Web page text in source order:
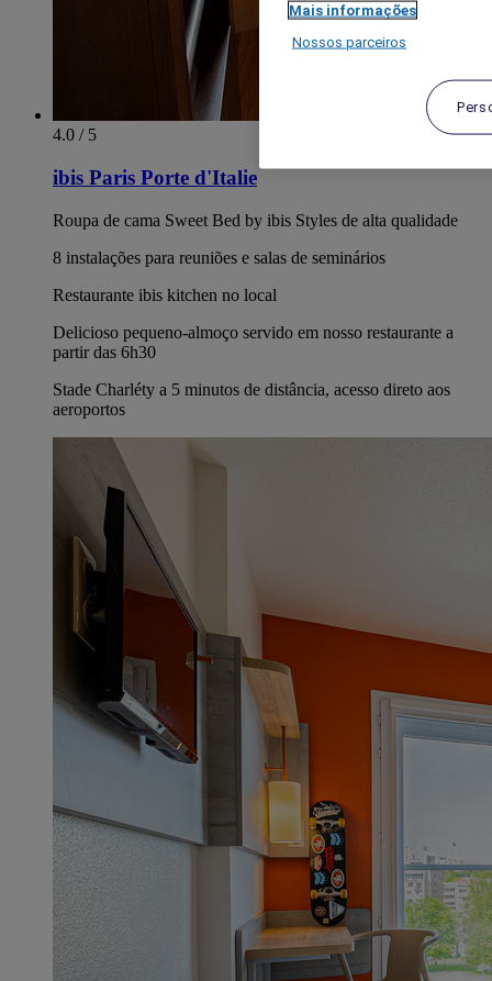
4.0 / 5
ibis Paris Porte d'Italie
Roupa de cama Sweet Bed by ibis Styles de alta qualidade
8 instalações para reuniões e salas de seminários
Restaurante ibis kitchen no local
Delicioso pequeno-almoço servido em nosso restaurante a
partir das 6h30
Stade Charléty a 5 minutos de distância, acesso direto aos
aeroportos
Mais informações
Nossos parceiros